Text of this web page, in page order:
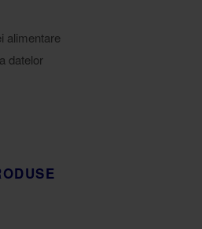
alimentare
datelor